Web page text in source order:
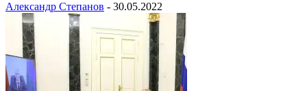
Александр Степанов - 30.05.2022